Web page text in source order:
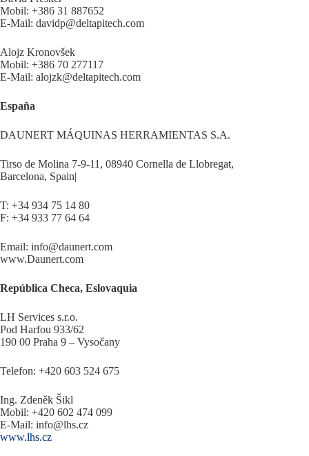
Mobil: +386 31 887652
E-Mail: davidp@deltapitech.com
Alojz Kronovšek
Mobil: +386 70 277117
E-Mail: alojzk@deltapitech.com
España
DAUNERT MÁQUINAS HERRAMIENTAS S.A.
Tirso de Molina 7-9-11, 08940 Cornella de Llobregat,
Barcelona, Spain|
T: +34 934 75 14 80
F: +34 933 77 64 64
Email: info@daunert.com
www.Daunert.com
República Checa, Eslovaquia
LH Services s.r.o.
Pod Harfou 933/62
190 00 Praha 9 – Vysočany
Telefon: +420 603 524 675
Ing. Zdeněk Šikl
Mobil: +420 602 474 099
E-Mail: info@lhs.cz
www.lhs.cz